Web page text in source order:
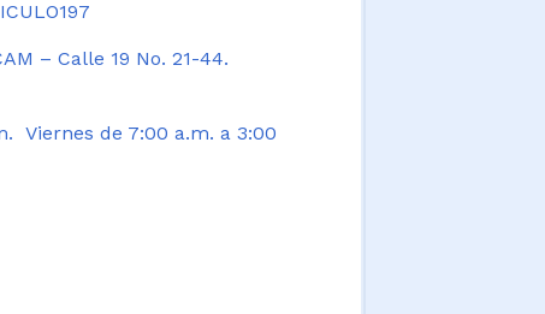
– Calle 19 No. 21-44.
Viernes de 7:00 a.m. a 3:00